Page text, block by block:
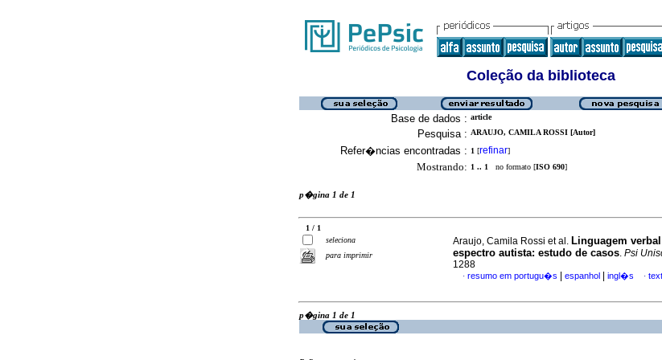
Coleção da biblioteca
Base de dados : article
Pesquisa : ARAUJO, CAMILA ROSSI [Autor]
Refer�ncias encontradas : 1 [refinar]
Mostrando: 1 .. 1 no formato [ISO 690]
p�gina 1 de 1
1 / 1
seleciona
para imprimir
Araujo, Camila Rossi et al. Linguagem
espectro autista: estudo de casos. Psi
1288
· resumo em portugu�s espanhol ingl�s ·
p�gina 1 de 1